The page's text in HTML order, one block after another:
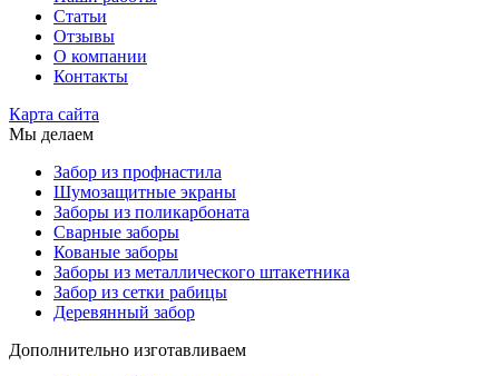
Статьи
Отзывы
О компании
Контакты
Карта сайта
Мы делаем
Забор из профнастила
Шумозащитные экраны
Заборы из поликарбоната
Сварные заборы
Кованые заборы
Заборы из металлического штакетника
Забор из сетки рабицы
Деревянный забор
Дополнительно изготавливаем